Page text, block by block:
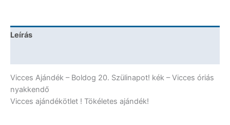
mennyiség
Leírás
Vicces Ajándék – Boldog 20. Szülinapot! kék – Vicces óriás
nyakkendő
Vicces ajándékötlet ! Tökéletes ajándék!